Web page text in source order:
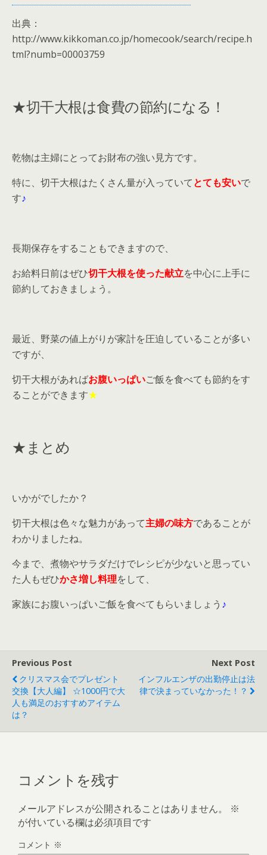
出典：
http://www.kikkoman.co.jp/homecook/search/recipe.h
tml?numb=00003759
★切干大根は食費の節約になる！
乾物は主婦にとってお財布の強い見方です。
特に、切干大根はたくさん量が入っていてとても安いで
す♪
長期保存をすることもできますので、
お給料日前はぜひ切干大根を使った献立を中心に上手に
節約しておきましょう。
最近、野菜の値上がりが家計を圧迫していることが多い
ですが、
切干大根があればお腹いっぱいご飯を食べても節約をす
ることができます★
★まとめ
いかがでしたか？
切干大根は色々な魅力があって主婦の味方であることが
わかりましたね。
今まで、煮物やサラダだけでレシピが少ないと思ってい
た人もぜひかさ増し料理をして、
家族にお腹いっぱいご飯を食べてもらいましょう ♪
Previous Post
クリスマス会でプレゼント
交換【大人編】 ☆1000円で大
人も満足のおすすめアイテム
は？
Next Post
インフルエンザの出勤停止は法
律で決まっていなかった！？
コメントを残す
メールアドレスが公開されることはありません。
※
が付いている欄は必須項目です
コメント ※